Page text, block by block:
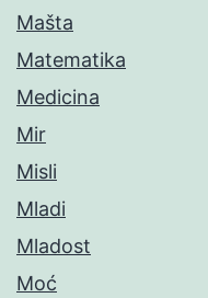
Mašta
Matematika
Medicina
Mir
Misli
Mladi
Mladost
Moć